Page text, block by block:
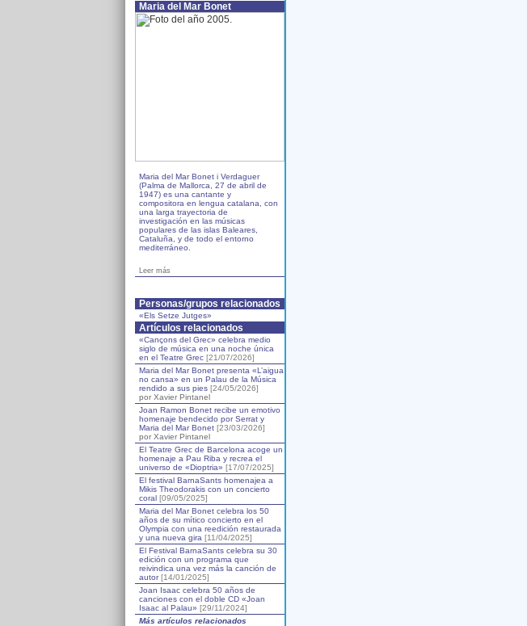
Maria del Mar Bonet
Maria del Mar Bonet i Verdaguer
(Palma de Mallorca, 27 de abril de
1947) es una cantante y
compositora en lengua catalana, con
una larga trayectoria de
investigación en las músicas
populares de las islas Baleares,
Cataluña, y de todo el entorno
mediterráneo.
Leer más
Personas/grupos relacionados
«Els Setze Jutges»
Artículos relacionados
«Cançons del Grec» celebra medio
siglo de música en una noche única
en el Teatre Grec [21/07/2026]
Maria del Mar Bonet presenta «L’aigua
no cansa» en un Palau de la Música
rendido a sus pies [24/05/2026]
por Xavier Pintanel
Joan Ramon Bonet recibe un emotivo
homenaje bendecido por Serrat y
Maria del Mar Bonet [23/03/2026]
por Xavier Pintanel
El Teatre Grec de Barcelona acoge un
homenaje a Pau Riba y recrea el
universo de «Dioptria» [17/07/2025]
El festival BarnaSants homenajea a
Mikis Theodorakis con un concierto
coral [09/05/2025]
Maria del Mar Bonet celebra los 50
años de su mítico concierto en el
Olympia con una reedición restaurada
y una nueva gira [11/04/2025]
El Festival BarnaSants celebra su 30
edición con un programa que
reivindica una vez más la canción de
autor[14/01/2025]
Joan Isaac celebra 50 años de
canciones con el doble CD «Joan
Isaac al Palau» [29/11/2024]
Más artículos relacionados